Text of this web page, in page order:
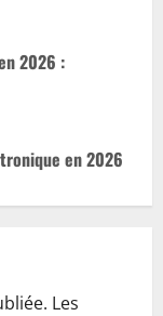
2026 :
en 2026
Les